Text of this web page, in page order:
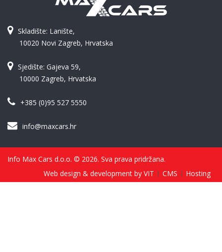
Skladište: Lanište,
10020 Novi Zagreb, Hrvatska
Sjedište: Gajeva 59,
10000 Zagreb, Hrvatska
+385 (0)95 527 5550
info@maxcars.hr
Info Max Cars d.o.o. © 2026. Sva prava pridržana.
Web design & development by VIT
CMS Hosting